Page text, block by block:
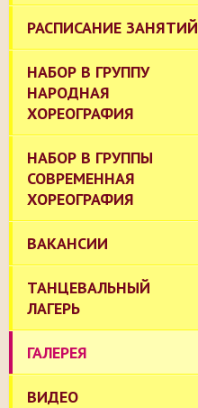
РАСПИСАНИЕ ЗАНЯТИЙ
НАБОР В ГРУППУ
НАРОДНАЯ
ХОРЕОГРАФИЯ
НАБОР В ГРУППЫ
СОВРЕМЕННАЯ
ХОРЕОГРАФИЯ
ВАКАНСИИ
ТАНЦЕВАЛЬНЫЙ
ЛАГЕРЬ
ГАЛЕРЕЯ
ВИДЕО